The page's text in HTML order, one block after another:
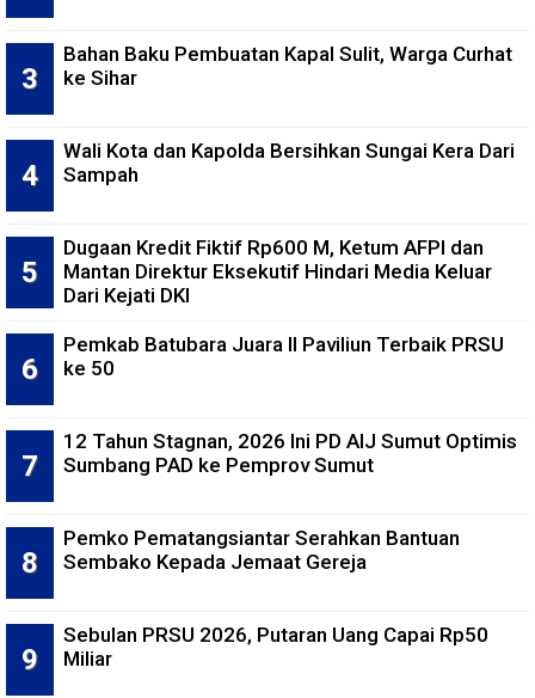
Bahan Baku Pembuatan Kapal Sulit, Warga Curhat
ke Sihar
Wali Kota dan Kapolda Bersihkan Sungai Kera Dari
Sampah
Dugaan Kredit Fiktif Rp600 M, Ketum AFPI dan
Mantan Direktur Eksekutif Hindari Media Keluar
Dari Kejati DKI
Pemkab Batubara Juara II Paviliun Terbaik PRSU
ke 50
12 Tahun Stagnan, 2026 Ini PD AIJ Sumut Optimis
Sumbang PAD ke Pemprov Sumut
Pemko Pematangsiantar Serahkan Bantuan
Sembako Kepada Jemaat Gereja
Sebulan PRSU 2026, Putaran Uang Capai Rp50
Miliar